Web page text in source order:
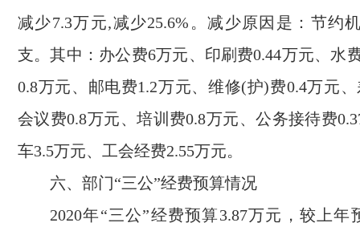
减少7.3万元,减少25.6%。减少原因是：节约
支。其中：办公费6万元、印刷费0.44万元、水
0.8万元、邮电费1.2万元、维修(护)费0.4万元
会议费0.8万元、培训费0.8万元、公务接待费
车3.5万元、工会经费2.55万元。
六、部门“三公”经费预算情况
2020年“三公”经费预算3.87万元，较上年